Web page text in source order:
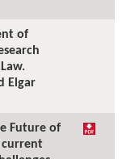
of
Elgar
Future of